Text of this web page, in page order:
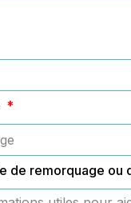
de remorquage ou